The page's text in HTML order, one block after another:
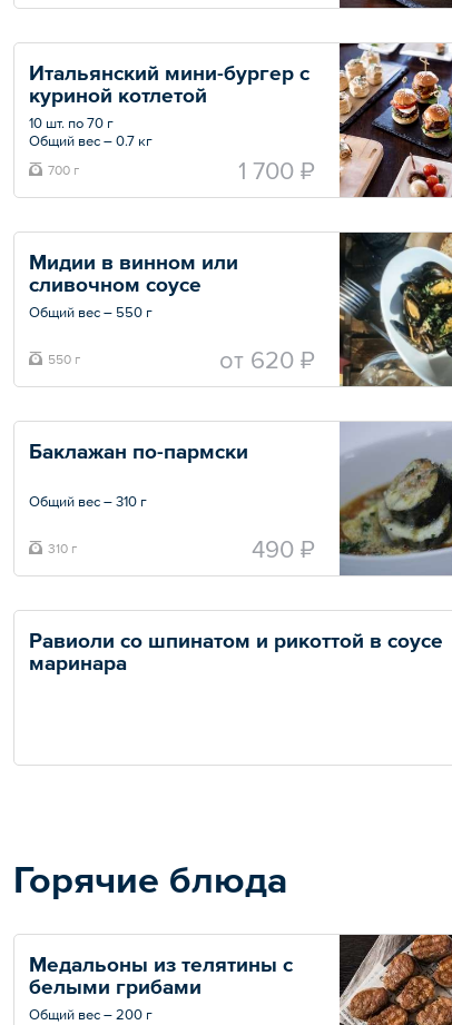
Итальянский мини-бургер с
куриной котлетой
10 шт. по 70 г
Общий вес – 0.7 кг
700 г 1 700 ₽
Мидии в винном или
сливочном соусе
Общий вес – 550 г
550 г oт 620 ₽
Баклажан по-пармски
Общий вес – 310 г
310 г 490 ₽
Равиоли со шпинатом и рикоттой в соусе
маринара
Горячие блюда
Медальоны из телятины с
белыми грибами
Общий вес – 200 г